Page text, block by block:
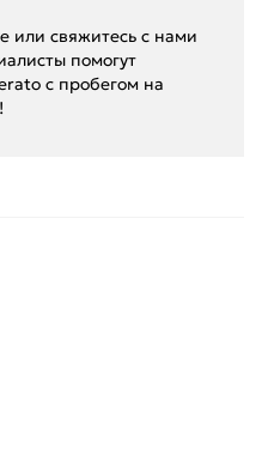
или свяжитесь с нами
помогут
с пробегом на